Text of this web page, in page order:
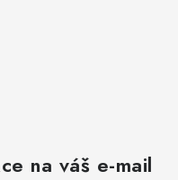
na váš e-mail